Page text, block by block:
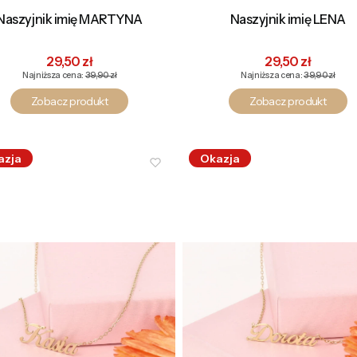
imię MARTYNA
Cena promocyjna
29,50 zł
Najniższa cena: 39,90 zł
Zobacz produkt
Naszyjnik imię LENA
Cena promocyjna
29,50 zł
Najniższa cena:39,90 zł
Zobacz produkt
Okazja